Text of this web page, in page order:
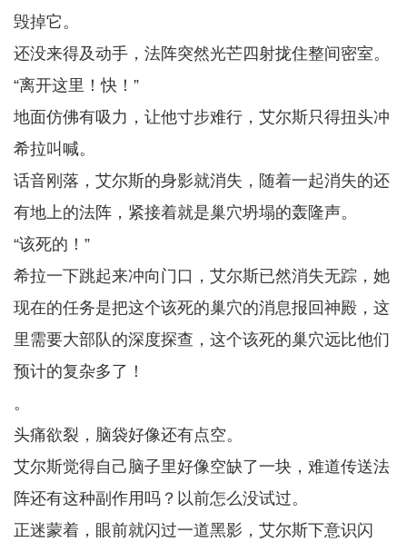
毁掉它。
还没来得及动手，法阵突然光芒四射拢住整间密室。
“离开这里！快！”
地面仿佛有吸力，让他寸步难行，艾尔斯只得扭头冲
希拉叫喊。
话音刚落，艾尔斯的身影就消失，随着一起消失的还
有地上的法阵，紧接着就是巢穴坍塌的轰隆声。
“该死的！”
希拉一下跳起来冲向门口，艾尔斯已然消失无踪，她
现在的任务是把这个该死的巢穴的消息报回神殿，这
里需要大部队的深度探查，这个该死的巢穴远比他们
预计的复杂多了！
。
头痛欲裂，脑袋好像还有点空。
艾尔斯觉得自己脑子里好像空缺了一块，难道传送法
阵还有这种副作用吗？以前怎么没试过。
正迷蒙着，眼前就闪过一道黑影，艾尔斯下意识闪